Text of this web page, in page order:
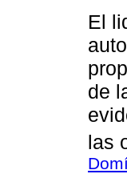
El
de
las